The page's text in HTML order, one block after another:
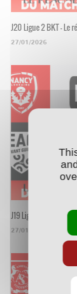
J20 Ligue 2 BKT - Le
27/01/2026
J19 Ligue 2 BKT - Le
27/01/2026